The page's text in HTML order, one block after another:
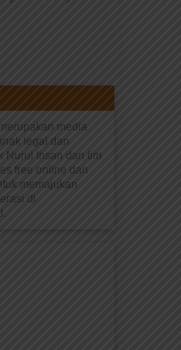
media
legal dan
Nurul Ihsan dan tim
free online dan
memajukan
di